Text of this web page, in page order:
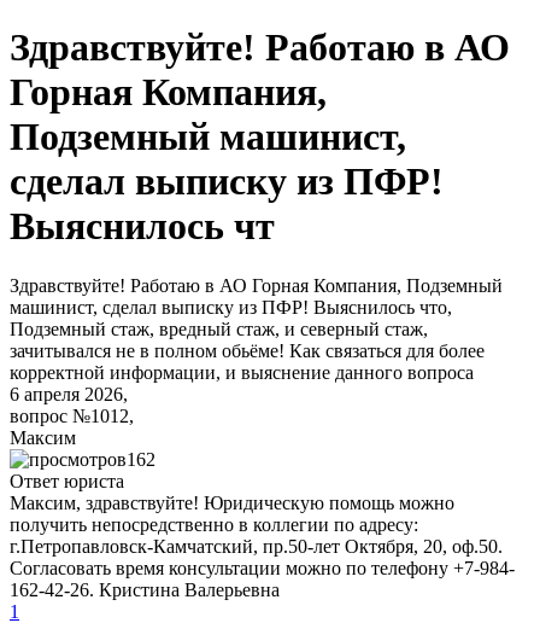
Здравствуйте! Работаю в АО
Горная Компания,
Подземный машинист,
сделал выписку из ПФР!
Выяснилось чт
Здравствуйте! Работаю в АО Горная Компания, Подземный
машинист, сделал выписку из ПФР! Выяснилось что,
Подземный стаж, вредный стаж, и северный стаж,
зачитывался не в полном обьёме! Как связаться для более
корректной информации, и выяснение данного вопроса
6 апреля 2026,
вопрос №1012,
Максим
162
Ответ юриста
Максим, здравствуйте! Юридическую помощь можно
получить непосредственно в коллегии по адресу:
г.Петропавловск-Камчатский, пр.50-лет Октября, 20, оф.50.
Согласовать время консультации можно по телефону +7-984-
162-42-26. Кристина Валерьевна
1